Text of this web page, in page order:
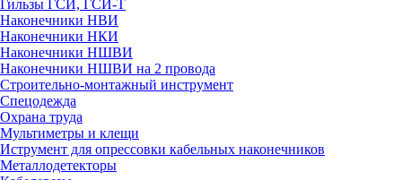
Гильзы ГСИ, ГСИ-Т
Наконечники НВИ
Наконечники НКИ
Наконечники НШВИ
Наконечники НШВИ на 2 провода
Строительно-монтажный инструмент
Спецодежда
Охрана труда
Мультиметры и клещи
Иструмент для опрессовки кабельных наконечников
Металлодетекторы